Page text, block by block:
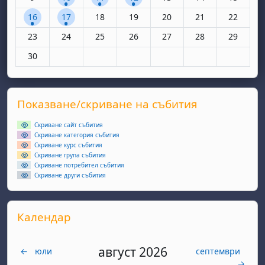
1 събитие, понеделник, 16 юни
16 1 събитие, вторник, 17 юни
17 Няма събития, сряда, 18 юни
18 Няма събития, четвъртък, 19 юни
19 Няма събития, петък, 20
20 Няма събития,
21 Няма
22
Няма събития, понеделник, 23 юни
23 Няма събития, вторник, 24 юни
24 Няма събития, сряда, 25 юни
25 Няма събития, четвъртък, 26 юни
26 Няма събития, петък, 27
27 Няма събития,
28 Няма
29
Няма събития, понеделник, 30 юни
30
Supplementary blocks
Прескочи Показване/скриване на събития
Показване/скриване на събития
Скриване сайт събития
Скриване категория събития
Скриване курс събития
Скриване група събития
Скриване потребител събития
Скриване други събития
Прескочи Календар
Календар
← юли август 2026
септември